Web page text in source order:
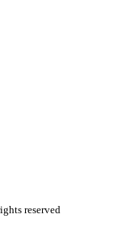
reserved